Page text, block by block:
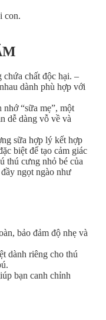
con.
chất độc hại. –
dành phù hợp với
“sữa mẹ”, một
dễ dàng vỗ về và
sữa hợp lý kết hợp
biệt để tạo cảm giác
thú cưng nhỏ bé của
ngọt ngào như
bảo đảm độ nhẹ và
dành riêng cho thú
bạn canh chỉnh